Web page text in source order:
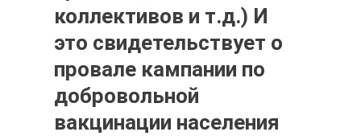
коллективов и т.д.) И
это свидетельствует о
провале кампании по
добровольной
вакцинации населения